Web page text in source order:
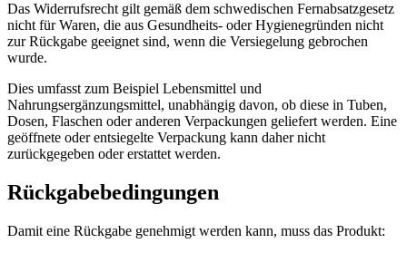
Das Widerrufsrecht gilt gemäß dem schwedischen Fernabsatzgesetz
nicht für Waren, die aus Gesundheits- oder Hygienegründen nicht
zur Rückgabe geeignet sind, wenn die Versiegelung gebrochen
wurde.
Dies umfasst zum Beispiel Lebensmittel und
Nahrungsergänzungsmittel, unabhängig davon, ob diese in Tuben,
Dosen, Flaschen oder anderen Verpackungen geliefert werden. Eine
geöffnete oder entsiegelte Verpackung kann daher nicht
zurückgegeben oder erstattet werden.
Rückgabebedingungen
Damit eine Rückgabe genehmigt werden kann, muss das Produkt: